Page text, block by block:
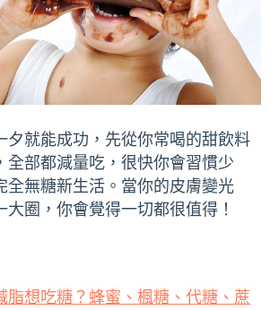
夕就能成功，先從你常喝的甜飲料
全部都減量吃，很快你會習慣少
全無糖新生活。當你的皮膚變光
大圈，你會覺得一切都很值得！
脂想吃糖？蜂蜜、楓糖、代糖、蔗